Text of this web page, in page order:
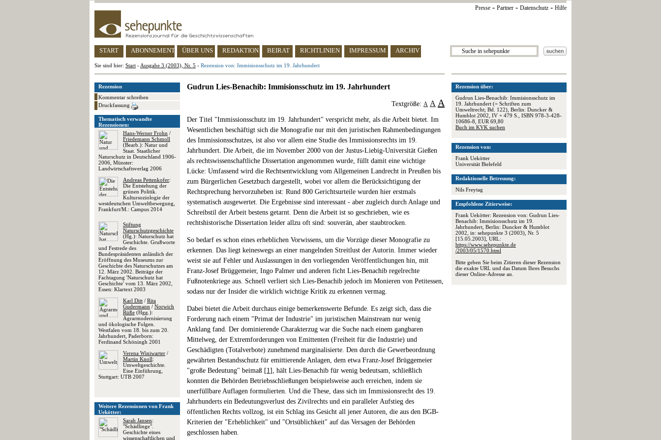
Presse - Partner - Datenschutz - Hilfe
START ABONNEMENT ÜBER UNS REDAKTION BEIRAT RICHTLINIEN IMPRESSUM ARCHIV
Sie sind hier: Start - Ausgabe 3 (2003), Nr. 5 - Rezension von: Immisionsschutz im 19. Jahrhundert
Rezension über:
Gudrun Lies-Benachib: Immisionsschutz im
19. Jahrhundert (= Schriften zum
Umweltrecht; Bd. 122), Berlin: Duncker &
Humblot 2002, IV + 479 S., ISBN 978-3-428-
10686-8, EUR 69,80
Buch im KVK suchen
Rezension von:
Frank Uekötter
Universität Bielefeld
Redaktionelle Betreuung:
Nils Freytag
Empfohlene Zitierweise:
Frank Uekötter: Rezension von: Gudrun Lies-
Benachib: Immisionsschutz im 19.
Jahrhundert, Berlin: Duncker & Humblot
2002, in: sehepunkte 3 (2003), Nr. 5
[15.05.2003], URL:
https://www.sehepunkte.de
/2003/05/1570.html
Bitte geben Sie beim Zitieren dieser Rezension
die exakte URL und das Datum Ihres Besuchs
dieser Online-Adresse an.
Rezension
Kommentar schreiben
Druckfassung
Thematisch verwandte
Rezensionen:
Hans-Werner Frohn /
Friedemann Schmoll
(Bearb.): Natur und
Staat. Staatlicher
Naturschutz in Deutschland 1906-
2006, Münster:
Landwirtschaftsverlag 2006
Andreas Pettenkofer:
Die Entstehung der
grünen Politik.
Kultursoziologie der
westdeutschen Umweltbewegung,
Frankfurt/M.: Campus 2014
Stiftung
Naturschutzgeschichte
(Hg.): Naturschutz hat
Geschichte. Grußworte
und Festrede des
Bundespräsidenten anlässlich der
Eröffnung des Museums zur
Geschichte des Naturschutzes am
12. März 2002. Beiträge der
Fachtagung 'Naturschutz hat
Geschichte' vom 13. März 2002,
Essen: Klartext 2003
Karl Ditt / Rita
Gudermann / Norwich
Rüße (Hgg.):
Agrarmodernisierung
und ökologische Folgen.
Westfalen vom 18. bis zum 20.
Jahrhundert, Paderborn:
Ferdinand Schöningh 2001
Verena Winiwarter /
Martin Knoll:
Umweltgeschichte.
Eine Einführung,
Stuttgart: UTB 2007
Weitere Rezensionen von Frank
Uekötter:
Sarah Jansen:
"Schädlinge".
Geschichte eines
wissenschaftlichen und
Gudrun Lies-Benachib: Immisionsschutz im 19. Jahrhundert
Textgröße: A A A
Der Titel "Immissionsschutz im 19. Jahrhundert" verspricht mehr, als die Arbeit bietet. Im
Wesentlichen beschäftigt sich die Monografie nur mit den juristischen Rahmenbedingungen
des Immissionsschutzes, ist also vor allem eine Studie des Immissionsrechts im 19.
Jahrhundert. Die Arbeit, die im November 2000 von der Justus-Liebig-Universität Gießen
als rechtswissenschaftliche Dissertation angenommen wurde, füllt damit eine wichtige
Lücke: Umfassend wird die Rechtsentwicklung vom Allgemeinen Landrecht in Preußen bis
zum Bürgerlichen Gesetzbuch dargestellt, wobei vor allem die Berücksichtigung der
Rechtsprechung hervorzuheben ist: Rund 800 Gerichtsurteile wurden hier erstmals
systematisch ausgewertet. Die Ergebnisse sind interessant - aber zugleich durch Anlage und
Schreibstil der Arbeit bestens getarnt. Denn die Arbeit ist so geschrieben, wie es
rechtshistorische Dissertation leider allzu oft sind: souverän, aber staubtrocken.
So bedarf es schon eines erheblichen Vorwissens, um die Vorzüge dieser Monografie zu
erkennen. Das liegt keineswegs an einer mangelnden Streitlust der Autorin. Immer wieder
weist sie auf Fehler und Auslassungen in den vorliegenden Veröffentlichungen hin, mit
Franz-Josef Brüggemeier, Ingo Palmer und anderen ficht Lies-Benachib regelrechte
Fußnotenkriege aus. Schnell verliert sich Lies-Benachib jedoch im Monieren von Petitessen,
sodass nur der Insider die wirklich wichtige Kritik zu erkennen vermag.
Dabei bietet die Arbeit durchaus einige bemerkenswerte Befunde. Es zeigt sich, dass die
Forderung nach einem "Primat der Industrie" im juristischen Mainstream nur wenig
Anklang fand. Der dominierende Charakterzug war die Suche nach einem gangbaren
Mittelweg, der Extremforderungen von Emittenten (Freiheit für die Industrie) und
Geschädigten (Totalverbote) zunehmend marginalisierte. Den durch die Gewerbeordnung
gewährten Bestandsschutz für emittierende Anlagen, dem etwa Franz-Josef Brüggemeier
"große Bedeutung" beimaß [1], hält Lies-Benachib für wenig bedeutsam, schließlich
konnten die Behörden Betriebsschließungen beispielsweise auch erreichen, indem sie
unerfüllbare Auflagen formulierten. Und die These, dass sich im Immissionsrecht des 19.
Jahrhunderts ein Bedeutungsverlust des Zivilrechts und ein paralleler Aufstieg des
öffentlichen Rechts vollzog, ist ein Schlag ins Gesicht all jener Autoren, die aus den BGB-
Kriterien der "Erheblichkeit" und "Ortsüblichkeit" auf das Versagen der Behörden
geschlossen haben.